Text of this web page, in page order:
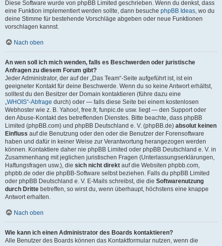
Diese Software wurde von phpBB Limited geschrieben. Wenn du denkst, dass
eine Funktion implementiert werden sollte, dann besuche phpBB Ideas, wo du
deine Stimme für bestehende Vorschläge abgeben oder neue Funktionen
vorschlagen kannst.
Nach oben
An wen soll ich mich wenden, falls es Beschwerden oder juristische
Anfragen zu diesem Forum gibt?
Jeder Administrator, der auf der „Das Team“-Seite aufgeführt ist, ist ein
geeigneter Kontakt für deine Beschwerde. Wenn du so keine Antwort erhältst,
solltest du den Besitzer der Domain kontaktieren (führe dazu eine
„WHOIS“-Abfrage durch) oder — falls diese Seite bei einem kostenlosen
Webhoster wie z. B. Yahoo!, free.fr, funpic.de usw. liegt — den Support oder
den Abuse-Kontakt des betreffenden Dienstes. Bitte beachte, dass phpBB
Limited (phpBB.com) und phpBB Deutschland e. V. (phpBB.de) absolut keinen
Einfluss auf die Benutzung oder den oder die Benutzer der Forensoftware
haben und dafür in keiner Weise zur Verantwortung herangezogen werden
können. Kontaktiere daher nie phpBB Limited oder phpBB Deutschland e. V. in
Zusammenhang mit jeglichen juristischen Fragen (Unterlassungserklärungen,
Haftungsfragen usw.), die sich nicht direkt auf die Websiten phpbb.com,
phpbb.de oder die phpBB-Software selbst beziehen. Falls du phpBB Limited
oder phpBB Deutschland e. V. E-Mails schreibst, die die Softwarenutzung
durch Dritte betreffen, so wirst du, wenn überhaupt, höchstens eine knappe
Antwort erhalten.
Nach oben
Wie kann ich einen Administrator des Boards kontaktieren?
Alle Benutzer des Boards können das Kontaktformular nutzen, wenn die